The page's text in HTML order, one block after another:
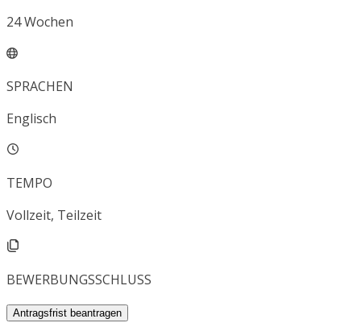
24Wochen
SPRACHEN
Englisch
TEMPO
Vollzeit, Teilzeit
BEWERBUNGSSCHLUSS
Antragsfrist beantragen